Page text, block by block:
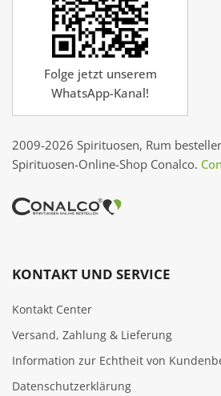
Folge jetzt unserem
WhatsApp-Kanal!
2009-2026 Spirituosen, Rum
Spirituosen-Online-Shop Conalco.
KONTAKT UND SERVICE
Kontakt Center
Versand, Zahlung & Lieferung
Information zur Echtheit von
Datenschutzerklärung